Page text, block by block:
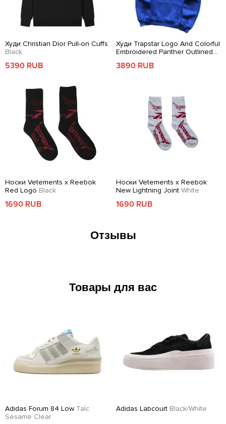
Худи Christian Dior Pull-on Cuffs
Black
5390 RUB
Худи Trapstar Logo And Colorful
Embroidered Panther Outlined
3890 RUB
Носки Vetements x Reebok
Red Logo Black
1690 RUB
Носки Vetements x Reebok
New Lightning Joint White
1690 RUB
Отзывы
Товары для вас
Adidas Forum 84 Low Talc
Sesame Clear
Adidas Labcourt Black/White